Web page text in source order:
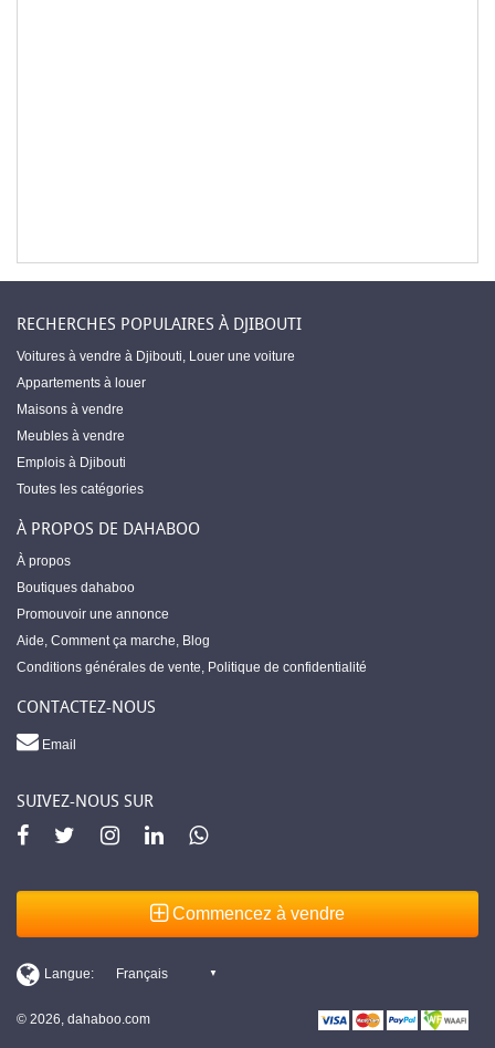
RECHERCHES POPULAIRES À DJIBOUTI
Voitures à vendre à Djibouti, Louer une voiture
Appartements à louer
Maisons à vendre
Meubles à vendre
Emplois à Djibouti
Toutes les catégories
À PROPOS DE DAHABOO
À propos
Boutiques dahaboo
Promouvoir une annonce
Aide, Comment ça marche, Blog
Conditions générales de vente, Politique de confidentialité
CONTACTEZ-NOUS
Email
SUIVEZ-NOUS SUR
Commencez à vendre
© 2026, dahaboo.com